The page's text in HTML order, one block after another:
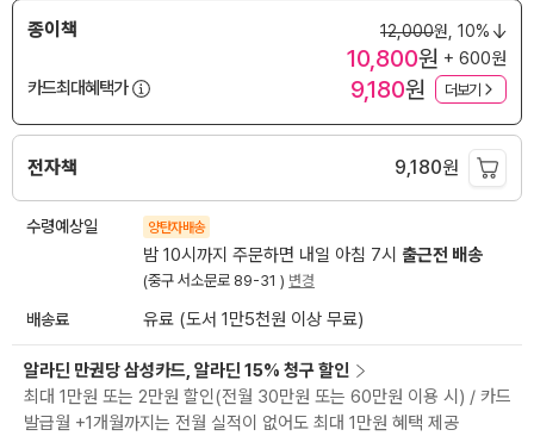
종이책 12,000원, 10%
10,800원 + 600원
카드최대혜택가
9,180원 더보기
전자책 9,180원
수령예상일 양탄자배송
밤 10시까지 주문하면 내일 아침 7시 출근전 배송
(중구 서소문로 89-31 ) 변경
배송료 유료 (도서 1만5천원 이상 무료)
알라딘 만권당 삼성카드, 알라딘 15% 청구 할인
최대 1만원 또는 2만원 할인(전월 30만원 또는 60만원 이용 시) / 카드
발급월 +1개월까지는 전월 실적이 없어도 최대 1만원 혜택 제공